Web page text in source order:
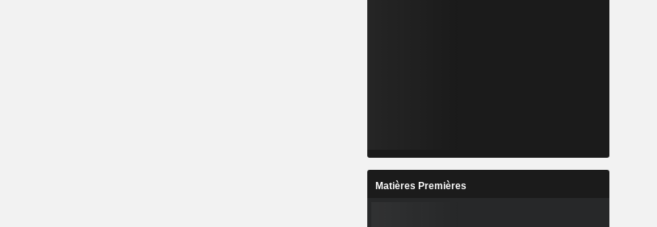
Matières Premières